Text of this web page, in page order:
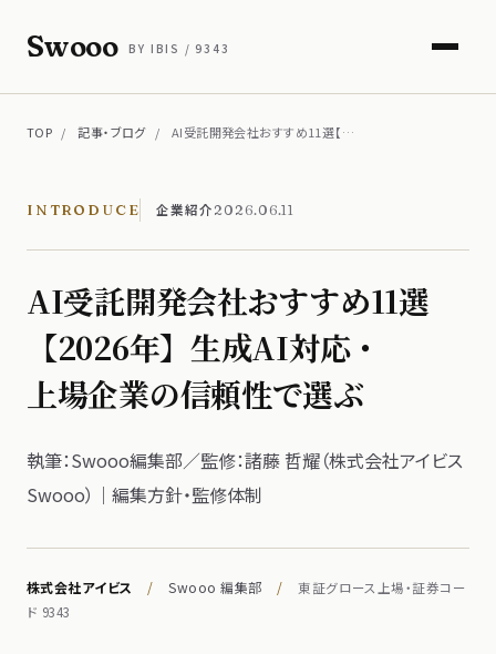
Swooo BY IBIS / 9343
TOP / 記事・ブログ / AI受託開発会社おすすめ11選【…
INTRODUCE 企業紹介 2026.06.11
AI受託開発会社おすすめ11選
【2026年】生成AI対応・
上場企業の​信頼性で​選ぶ
執筆：Swooo編集部​／監修：諸藤 哲耀​（株式会社アイビス
Swooo）​｜編集方​針・監修体制
株式会社アイビス / Swooo 編集部 /
東証グロース上場・証券コー
ド 9343